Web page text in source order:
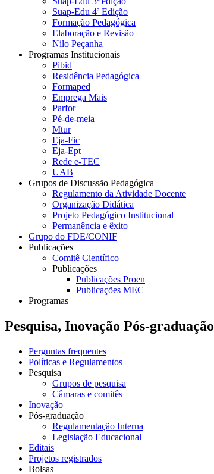
Suap-Edu 4ª Edição
Formação Pedagógica
Elaboração e Revisão
Nilo Peçanha
Programas Institucionais
Pibid
Residência Pedagógica
Formaped
Emprega Mais
Parfor
Pé-de-meia
Mtur
Eja-Fic
Eja-Ept
Rede e-TEC
UAB
Grupos de Discussão Pedagógica
Regulamento da Atividade Docente
Organização Didática
Projeto Pedagógico Institucional
Permanência e êxito
Grupo do FDE/CONIF
Publicações
Comitê Científico
Publicações
Publicações Proen
Publicações MEC
Programas
Pesquisa, Inovação Pós-graduação
Perguntas frequentes
Políticas e Regulamentos
Pesquisa
Grupos de pesquisa
Câmaras e comitês
Inovação
Pós-graduação
Regulamentação Interna
Legislação Educacional
Editais
Projetos registrados
Bolsas